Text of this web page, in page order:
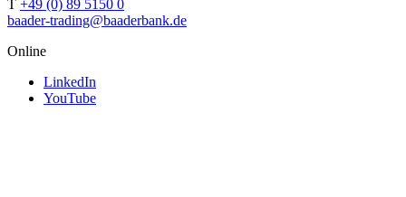
T +49 (0) 89 5150 0
baader-trading@baaderbank.de
Online
LinkedIn
YouTube